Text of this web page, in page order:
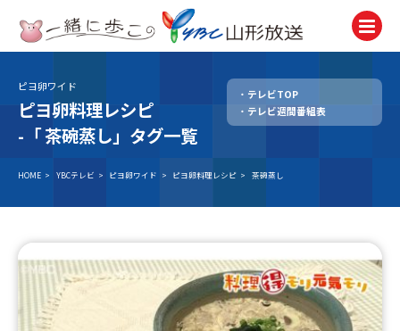
テレビ
TV
ニュース
アナウンサー
Announcer
イベント
ピヨ卵ワイド
ピヨ卵料理レシピ
-「茶碗蒸し」タグ一覧
テレビTOP
テレビ週間番組表
HOME > YBCテレビ > ピヨ卵ワイド > ピヨ卵料理レシピ > 茶碗蒸し